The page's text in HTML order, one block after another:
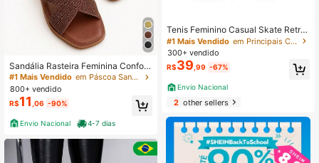
Sandália Rasteira Feminina Confort
ável Casual para Dia a Dia
#1 Mais Vendido
em Páscoa Sandálias Femininas
800+ vendido
R$11 ,06 -90%
Envio Nacional 4-7 dias
Tenis Feminino Casual Skate Retro
Classico Confortavel Costurado Le
ve Sola Macia
#1 Mais Vendido
em Principais Crescimentos Semanais Sapatos esport
300+ vendido
R$39 ,99 -67%
Envio Nacional
2other sellers